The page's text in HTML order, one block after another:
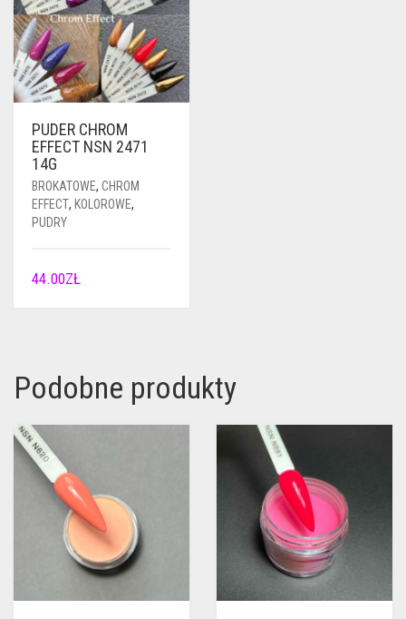
PUDER CHROM
EFFECT NSN 2471
14G
BROKATOWE, CHROM
EFFECT, KOLOROWE,
PUDRY
44.00ZŁ
Podobne produkty